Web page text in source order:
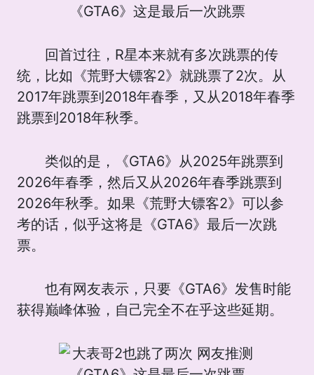
回首过往，R星本来就有多次跳票的传
统，比如《荒野大镖客2》就跳票了2次。从
2017年跳票到2018年春季，又从2018年春季
跳票到2018年秋季。
类似的是，《GTA6》从2025年跳票到
2026年春季，然后又从2026年春季跳票到
2026年秋季。如果《荒野大镖客2》可以参
考的话，似乎这将是《GTA6》最后一次跳
票。
也有网友表示，只要《GTA6》发售时能
获得巅峰体验，自己完全不在乎这些延期。